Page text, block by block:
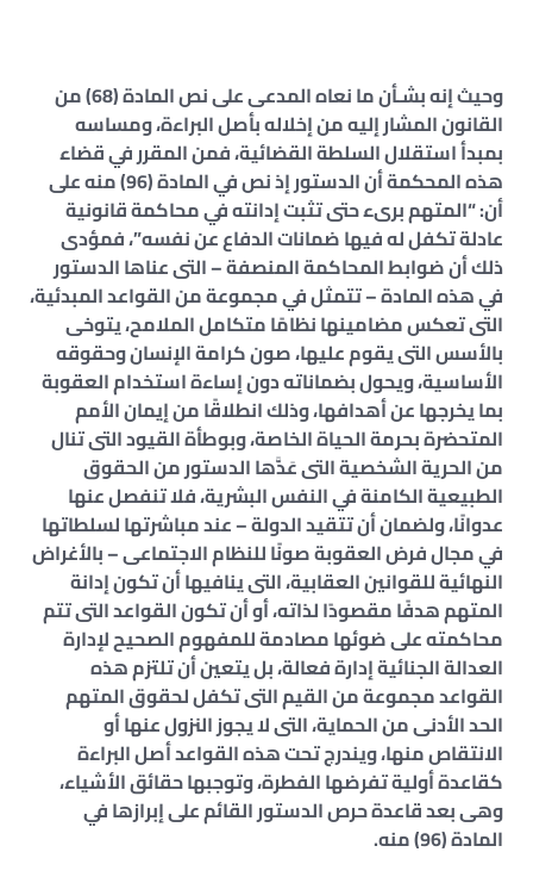
وحيث إنه بشـأن ما نعاه المدعى على نص المادة (68) من
القانون المشار إليه من إخلاله بأصل البراءة، ومساسه
بمبدأ استقلال السلطة القضائية، فمن المقرر في قضاء
هذه المحكمة أن الدستور إذ نص في المادة (96) منه على
أن: “المتهم برىء حتى تثبت إدانته في محاكمة قانونية
عادلة تكفل له فيها ضمانات الدفاع عن نفسه”، فمؤدى
ذلك أن ضوابط المحاكمة المنصفة – التى عناها الدستور
في هذه المادة – تتمثل في مجموعة من القواعد المبدئية،
التى تعكس مضامينها نظامًا متكامل الملامح، يتوخى
بالأسس التى يقوم عليها، صون كرامة الإنسان وحقوقه
الأساسية، ويحول بضماناته دون إساءة استخدام العقوبة
بما يخرجها عن أهدافها، وذلك انطلاقًا من إيمان الأمم
المتحضرة بحرمة الحياة الخاصة، وبوطأة القيود التى تنال
من الحرية الشخصية التى عَدَّها الدستور من الحقوق
الطبيعية الكامنة في النفس البشرية، فلا تنفصل عنها
عدوانًا، ولضمان أن تتقيد الدولة – عند مباشرتها لسلطاتها
في مجال فرض العقوبة صونًا للنظام الاجتماعى – بالأغراض
النهائية للقوانين العقابية، التى ينافيها أن تكون إدانة
المتهم هدفًا مقصودًا لذاته، أو أن تكون القواعد التى تتم
محاكمته على ضوئها مصادمة للمفهوم الصحيح لإدارة
العدالة الجنائية إدارة فعالة، بل يتعين أن تلتزم هذه
القواعد مجموعة من القيم التى تكفل لحقوق المتهم
الحد الأدنى من الحماية، التى لا يجوز النزول عنها أو
الانتقاص منها، ويندرج تحت هذه القواعد أصل البراءة
كقاعدة أولية تفرضها الفطرة، وتوجبها حقائق الأشياء،
وهى بعد قاعدة حرص الدستور القائم على إبرازها في
المادة (96) منه.